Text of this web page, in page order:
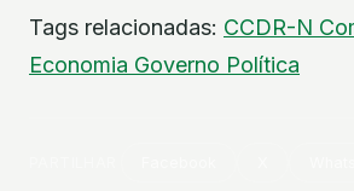
Tags relacionadas: CCDR-N
Economia Governo Política